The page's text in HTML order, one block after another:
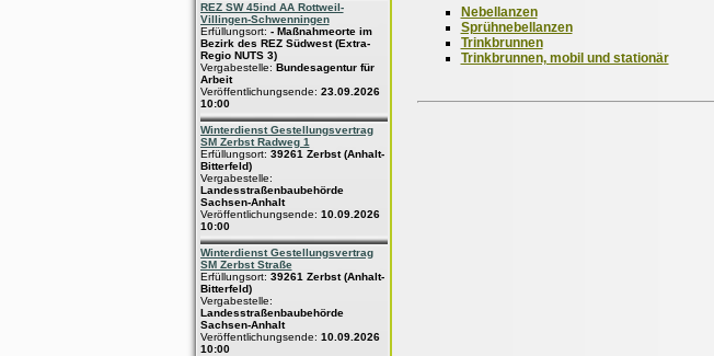
REZ SW 45ind AA Rottweil-
Villingen-Schwenningen
Erfüllungsort: - Maßnahmeorte im
Bezirk des REZ Südwest (Extra-
Regio NUTS 3)
Vergabestelle: Bundesagentur für
Arbeit
Veröffentlichungsende: 23.09.2026
10:00
Winterdienst Gestellungsvertrag
SM Zerbst Radweg 1
Erfüllungsort: 39261 Zerbst (Anhalt-
Bitterfeld)
Vergabestelle:
Landesstraßenbaubehörde
Sachsen-Anhalt
Veröffentlichungsende: 10.09.2026
10:00
Winterdienst Gestellungsvertrag
SM Zerbst Straße
Erfüllungsort: 39261 Zerbst (Anhalt-
Bitterfeld)
Vergabestelle:
Landesstraßenbaubehörde
Sachsen-Anhalt
Veröffentlichungsende: 10.09.2026
10:00
Nebellanzen
Sprühnebellanzen
Trinkbrunnen
Trinkbrunnen, mobil und stationär